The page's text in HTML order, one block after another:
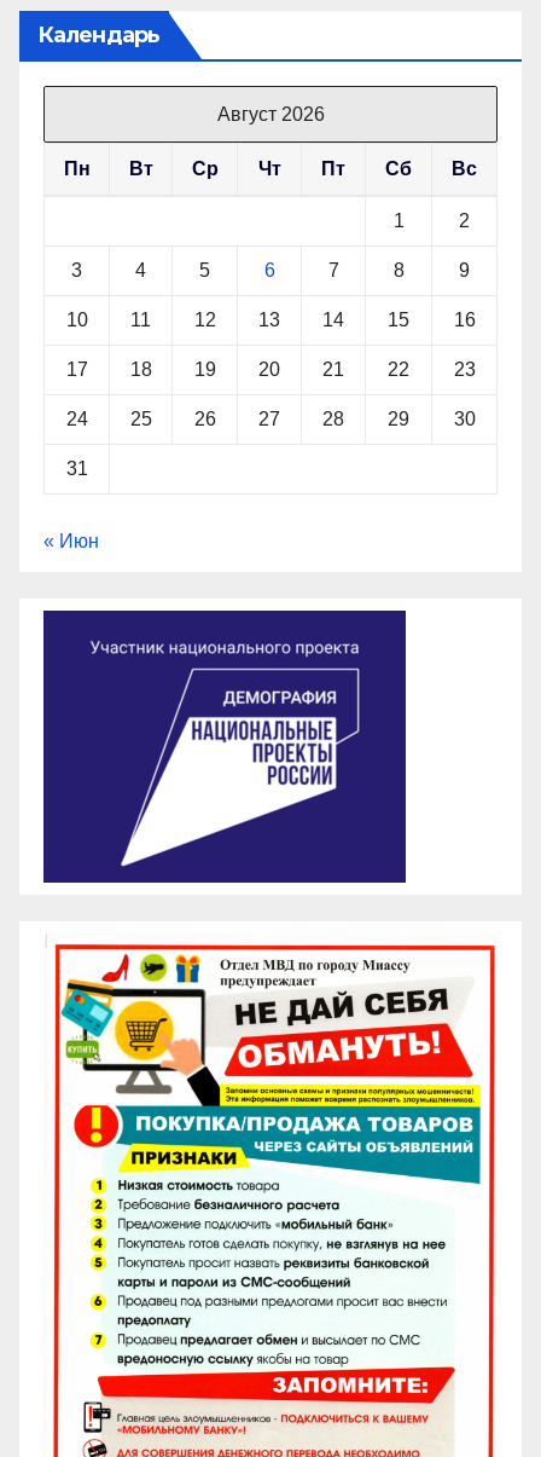
Календарь
Август 2026
Пн Вт Ср Чт Пт Сб Вс
1 2
3 4 5 6 7 8 9
10 11 12 13 14 15 16
17 18 19 20 21 22 23
24 25 26 27 28 29 30
31
« Июн